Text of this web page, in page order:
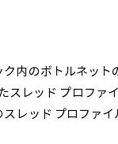
内のボトルネット
レッド プロファ
レッド プロファ